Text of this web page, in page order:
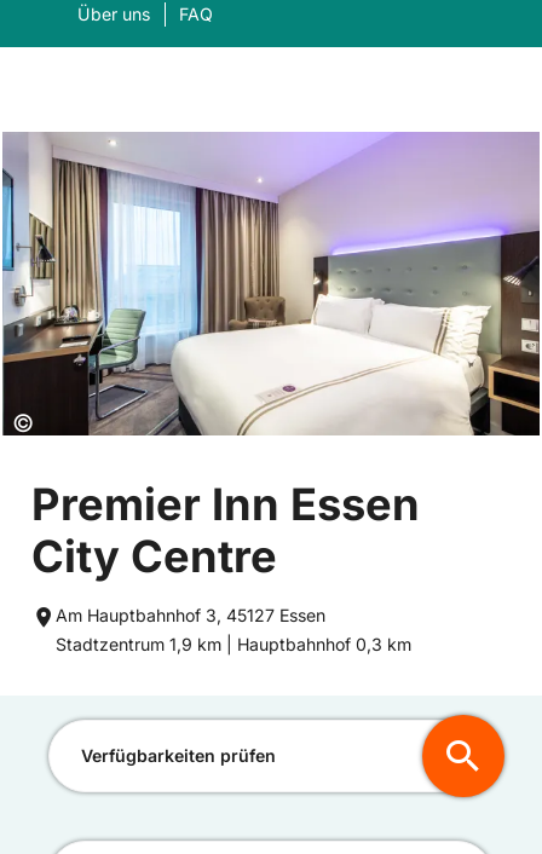
Über uns FAQ
Was suchen Sie?
Copyright:
©
Premier Inn Essen
City Centre
Am Hauptbahnhof 3, 45127 Essen
Entfernung
Stadtzentrum 1,9 km | Entfernung
Hauptbahnhof 0,3 km
Verfügbarkeiten prüfen